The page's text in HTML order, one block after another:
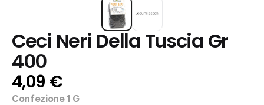
Ceci Neri Della Tuscia Gr
400
4,09 €
Confezione 1 G